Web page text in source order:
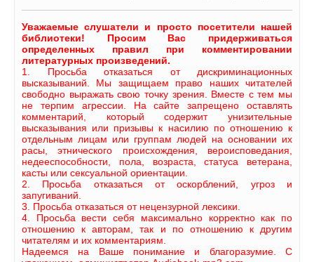
Уважаемые слушатели и просто посетители нашей
библиотеки! Просим Вас придерживаться
определенных правил при комментировании
литературных произведений.
1. Просьба отказаться от дискриминационных
высказываний. Мы защищаем право наших читателей
свободно выражать свою точку зрения. Вместе с тем мы
не терпим агрессии. На сайте запрещено оставлять
комментарий, который содержит унизительные
высказывания или призывы к насилию по отношению к
отдельным лицам или группам людей на основании их
расы, этнического происхождения, вероисповедания,
недееспособности, пола, возраста, статуса ветерана,
касты или сексуальной ориентации.
2. Просьба отказаться от оскорблений, угроз и
запугиваний.
3. Просьба отказаться от нецензурной лексики.
4. Просьба вести себя максимально корректно как по
отношению к авторам, так и по отношению к другим
читателям и их комментариям.
Надеемся на Ваше понимание и благоразумие. С